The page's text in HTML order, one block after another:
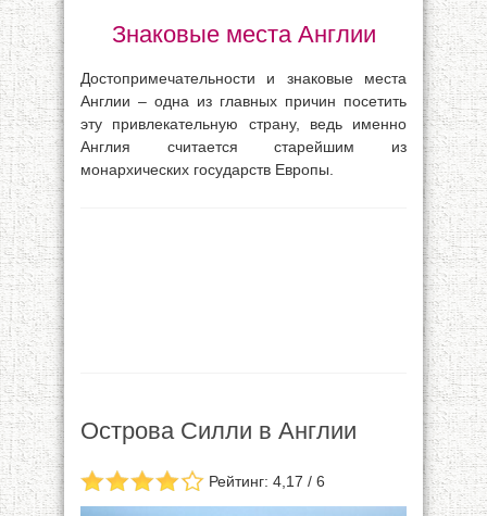
Знаковые места Англии
Достопримечательности и знаковые места
Англии – одна из главных причин посетить
эту привлекательную страну, ведь именно
Англия считается старейшим из
монархических государств Европы.
Острова Силли в Англии
Рейтинг: 4,17 / 6